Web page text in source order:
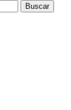
Buscar